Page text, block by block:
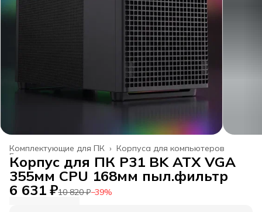
Корпуса для компьютеров
Комплектующие для ПК ›
Главная
Корпус для ПК P31 BK ATX VGA
355мм CPU 168мм пыл.фильтр
6 631 ₽10 820 ₽−39%